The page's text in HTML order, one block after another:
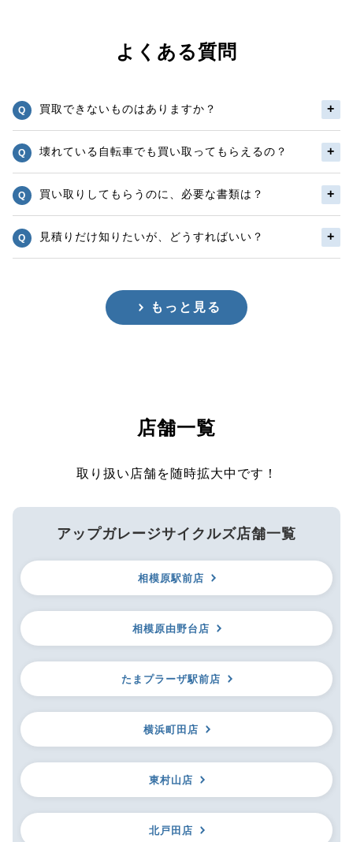
よくある質問
買取できないものはありますか？
壊れている自転車でも買い取ってもらえるの？
買い取りしてもらうのに、必要な書類は？
見積りだけ知りたいが、どうすればいい？
もっと見る
店舗一覧
取り扱い店舗を随時拡大中です！
アップガレージサイクルズ店舗一覧
相模原駅前店
相模原由野台店
たまプラーザ駅前店
横浜町田店
東村山店
北戸田店